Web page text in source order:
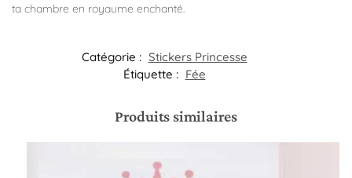
ta chambre en royaume enchanté.
Catégorie : Stickers Princesse
Étiquette : Fée
Produits similaires